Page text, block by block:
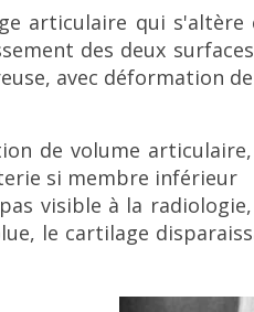
articulaire qui
des deux
avec déformation
de volume
si membre inférieur
visible à la
le cartilage